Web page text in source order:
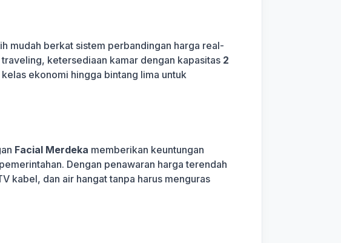
mudah berkat sistem perbandingan harga real-
ketersediaan kamar dengan kapasitas 2
ekonomi hingga bintang lima untuk
Facial Merdeka memberikan keuntungan
Dengan penawaran harga terendah
kabel, dan air hangat tanpa harus menguras